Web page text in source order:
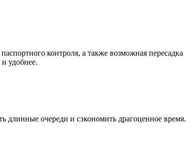
контроля, а также возможная пересадка
удобнее.
длинные очереди и сэкономить драгоценное время.